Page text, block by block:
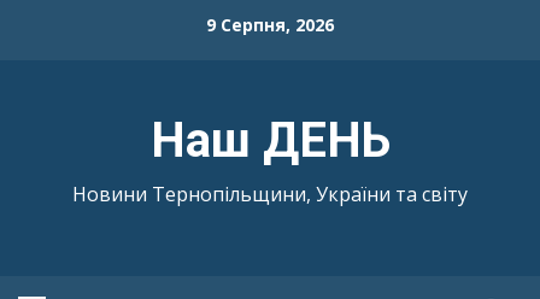
9 Серпня, 2026
Наш ДЕНЬ
Новини Тернопільщини, України та світу